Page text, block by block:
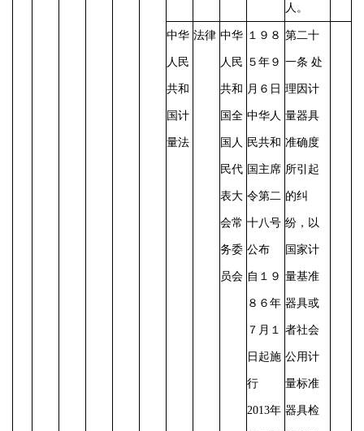
人。
中华
人民
共和
国计
量法
法律 中华
人民
共和
国全
国人
民代
表大
会常
务委
员会
１９８
５年９
月６日
中华人
民共和
国主席
令第二
十八号
公布
自１９
８６年
７月１
日起施
行
2013年
第二十
一条 处
理因计
量器具
准确度
所引起
的纠
纷，以
国家计
量基准
器具或
者社会
公用计
量标准
器具检